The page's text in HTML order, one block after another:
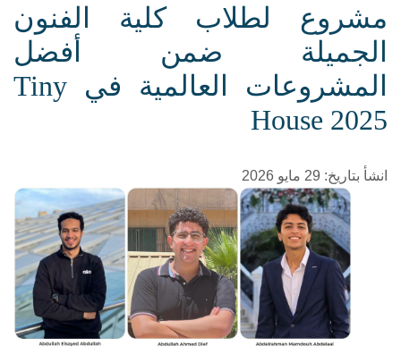
مشروع لطلاب كلية الفنون
الجميلة ضمن أفضل
المشروعات العالمية في Tiny
House 2025
انشأ بتاريخ: 29 مايو 2026